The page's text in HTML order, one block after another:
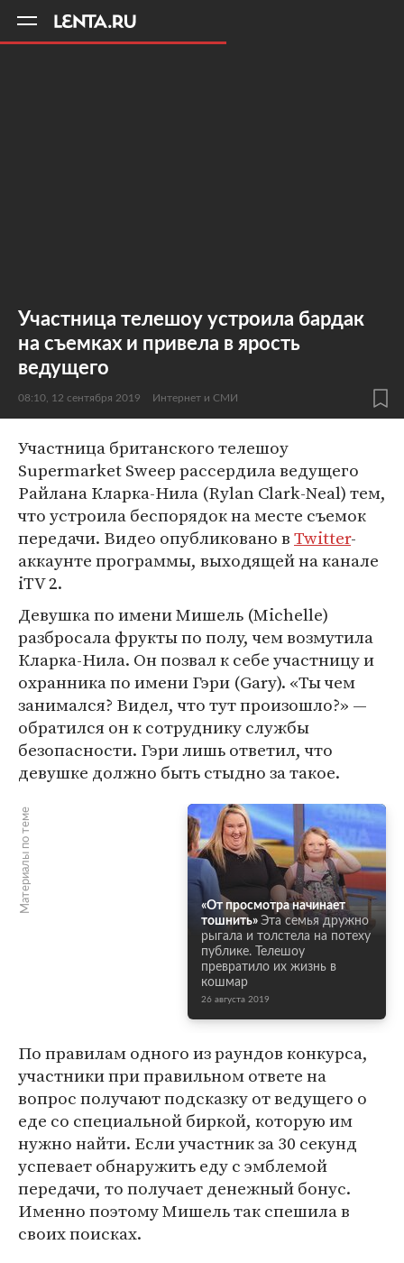
Участница телешоу устроила бардак
на съемках и привела в ярость
ведущего
08:10, 12 сентября 2019 Интернет и СМИ
Участница британского телешоу
Supermarket Sweep рассердила ведущего
Райлана Кларка-Нила (Rylan Clark-Neal) тем,
что устроила беспорядок на месте съемок
передачи. Видео опубликовано вTwitter-
аккаунте программы, выходящей на канале
iTV 2.
Девушка по имени Мишель (Michelle)
разбросала фрукты по полу, чем возмутила
Кларка-Нила. Он позвал к себе участницу и
охранника по имени Гэри (Gary). «Ты чем
занимался? Видел, что тут произошло?» —
обратился он к сотруднику службы
безопасности. Гэри лишь ответил, что
девушке должно быть стыдно за такое.
Материалы по теме
«От просмотра начинает
тошнить» Эта семья дружно
рыгала и толстела на потеху
публике. Телешоу
превратило их жизнь в
кошмар
26 августа 2019
По правилам одного из раундов конкурса,
участники при правильном ответе на
вопрос получают подсказку от ведущего о
еде со специальной биркой, которую им
нужно найти. Если участник за 30 секунд
успевает обнаружить еду с эмблемой
передачи, то получает денежный бонус.
Именно поэтому Мишель так спешила в
своих поисках.